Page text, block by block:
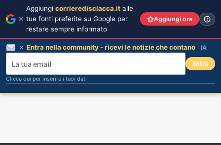
Aggiungi corrieredisciacca.it alle
tue fonti preferite su Google per
restare sempre informato
Aggiungi ora
Entra nella community - ricevi le notizie che contano IA
Entra
Clicca qui per inserire i tuoi dati